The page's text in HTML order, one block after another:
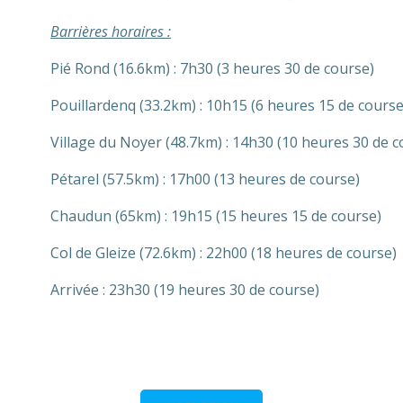
Barrières horaires :
Pié Rond (16.6km) : 7h30 (3 heures 30 de course)
Pouillardenq (33.2km) : 10h15 (6 heures 15 de
Village du Noyer (48.7km) : 14h30 (10 heures 30 de
Pétarel (57.5km) : 17h00 (13 heures de course)
Chaudun (65km) : 19h15 (15 heures 15 de course)
Col de Gleize (72.6km) : 22h00 (18 heures de course)
Arrivée : 23h30 (19 heures 30 de course)